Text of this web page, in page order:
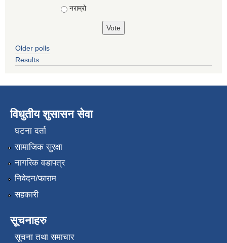
नराम्रो
Older polls
Results
विधुतीय शुसासन सेवा
घटना दर्ता
सामाजिक सुरक्षा
नागरिक वडापत्र
निवेदन/फाराम
सहकारी
सूचनाहरु
सूचना तथा समाचार